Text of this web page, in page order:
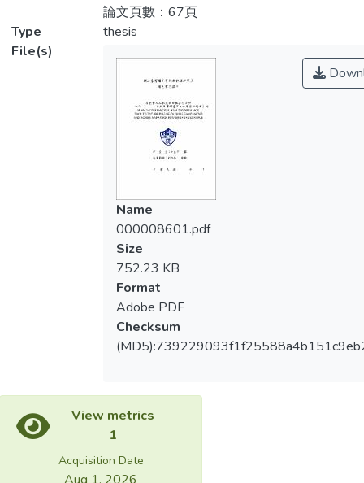
度分佈為隨距離遞減；優秀女子馬拉松選手
其最大速度出現於25~30公里處之分段速
度，速度為4.960m/s，最小速度出現於0~5
公里處，速度為4.512m/s，優秀女子馬拉
松選手速度分佈為隨距離遞增。結論：馬拉
松賽優秀男、女子之馬拉松賽會中，選手若
能維持較高且較穩定之平均分段速度，均能
夠在比賽中獲得較佳的成績表現。男子馬拉
松前八名選手在30-40公里是一個關鍵點，
馬拉松前八名選手在前30 公里呈現加速狀
態下，保持高速的均速跑，後半程很明顯的
高於前半程。男女各段落的相關度不同，但
是男、女運動員的35 公里以後的段落都是
致勝的關鍵段落。
about the time the general assembly, as
provided by section basis for this study.
elite athletes of the marathon the original
results, obtained by the average speed and
speed percentage. One way Single factor
ANOVA was carried on both male and
female from the best marathon runners
among the different sub-average speed
α =. 001. Result：Elite male marathoners
maximum speed emerqed in the 15 to 20
km, of the sub speed, speed of 5.727m / s,
minimum speed seen in the 30 to 35 km
and a speed of 5.417m / s. and decreased
with distance velocity distribution. Elite
female marathoners appeared in 25 of its
maximum speed of 30 km of the sub speed,
speed of 4.960m / s, minimum speed
4.512m / s, excellent speed distribution of
female marathon runners increased in
distances. Conclusion: Elite marathon male
and female runners to maintain higher and
have more stable if the average section
論文頁數：67頁
Type
thesis
File(s)
Name
000008601.pdf
Size
752.23 KB
Format
Adobe PDF
Checksum
View metrics
1
Acquisition Date